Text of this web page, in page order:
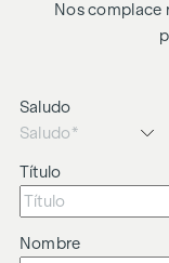
Nos complace
Saludo
Título
Nombre